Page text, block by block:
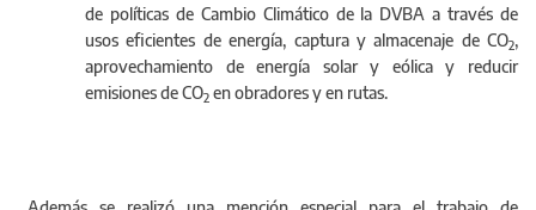
la importancia de aplicar medidas de mitigación frente a la
acción del calentamiento global, presentando un proyecto
de políticas de Cambio Climático de la DVBA a través de
usos eficientes de energía, captura y almacenaje de CO